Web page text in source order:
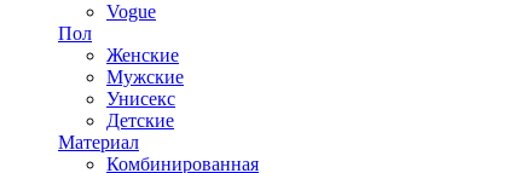
Vogue
Пол
Женские
Мужские
Унисекс
Детские
Материал
Комбинированная